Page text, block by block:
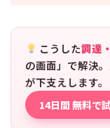
こうした調達
の画面」で解決
が下支えします。
14日間 無料で